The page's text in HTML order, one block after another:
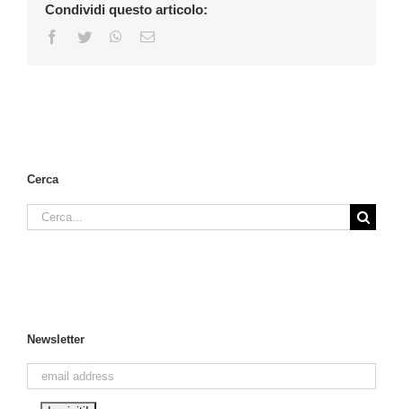
Condividi questo articolo:
Facebook
Twitter WhatsApp
Email
Cerca
Cerca
per:
Newsletter